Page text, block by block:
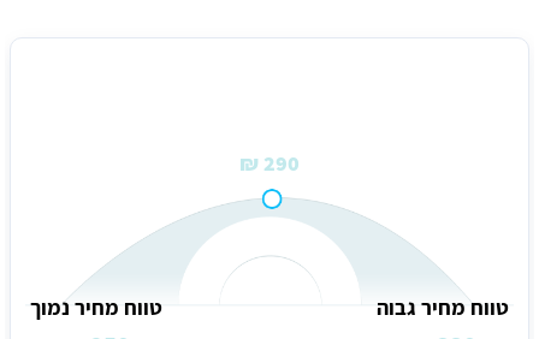
290 ₪
טווח מחיר גבוה טווח מחיר נמוך